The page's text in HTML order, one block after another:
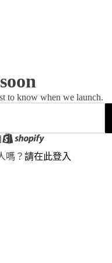
to know when we launch.
嗎？ 請在此登入